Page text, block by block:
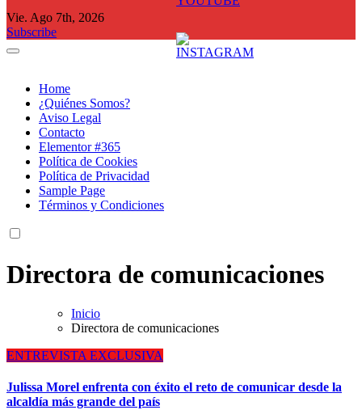
Vie. Ago 7th, 2026
Subscribe
Home
¿Quiénes Somos?
Aviso Legal
Contacto
Elementor #365
Política de Cookies
Política de Privacidad
Sample Page
Términos y Condiciones
Directora de comunicaciones
Inicio
Directora de comunicaciones
ENTREVISTA EXCLUSIVA
Julissa Morel enfrenta con éxito el reto de comunicar desde la
alcaldía más grande del país